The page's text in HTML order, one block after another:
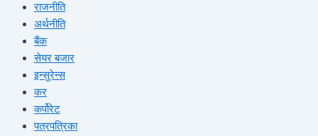
राजनीति
अर्थनीति
बैंक
सेयर बजार
इन्सुरेन्स
कर
कर्पोरेट
पत्रपत्रिका